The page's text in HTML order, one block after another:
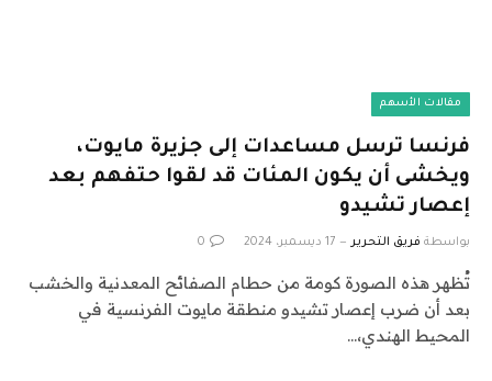
مقالات الأسهم
فرنسا ترسل مساعدات إلى جزيرة مايوت،
ويخشى أن يكون المئات قد لقوا حتفهم بعد
إعصار تشيدو
بواسطة فريق التحرير 17 ديسمبر، 2024 0
تُظهر هذه الصورة كومة من حطام الصفائح المعدنية والخشب
بعد أن ضرب إعصار تشيدو منطقة مايوت الفرنسية في
المحيط الهندي،…